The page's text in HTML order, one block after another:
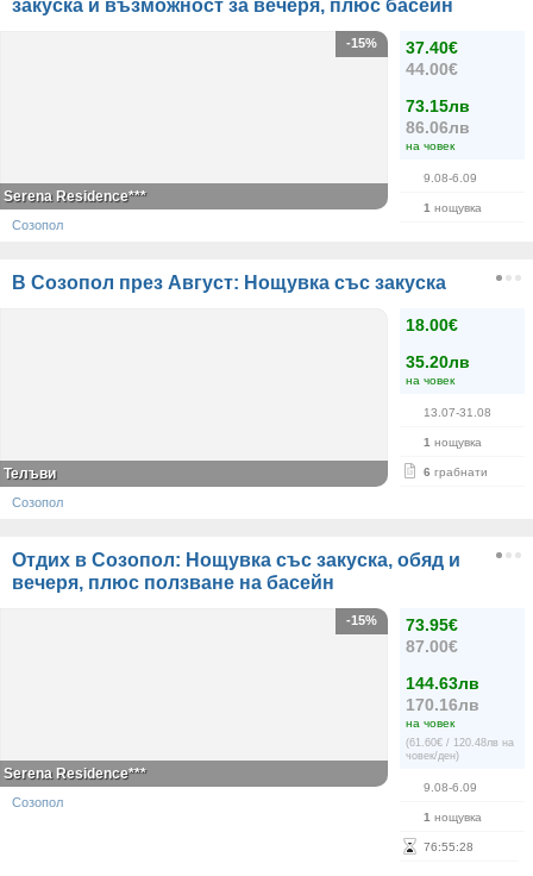
закуска и възможност за вечеря, плюс басейн
37.40€
44.00€
73.15лв
86.06лв
на човек
9.08-6.09
1 нощувка
-15%
Serena Residence***
Созопол
В Созопол през Август: Нощувка със закуска
18.00€
35.20лв
на човек
13.07-31.08
1 нощувка
6 грабнати
Телъви
Созопол
Отдих в Созопол: Нощувка със закуска, обяд и
вечеря, плюс ползване на басейн
73.95€
87.00€
144.63лв
170.16лв
на човек
(61.60€ / 120.48лв на
човек/ден)
9.08-6.09
1 нощувка
76:55:27
-15%
Serena Residence***
Созопол